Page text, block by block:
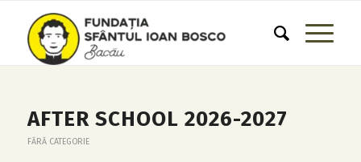
AFTER SCHOOL 2026-2027
FĂRĂ CATEGORIE